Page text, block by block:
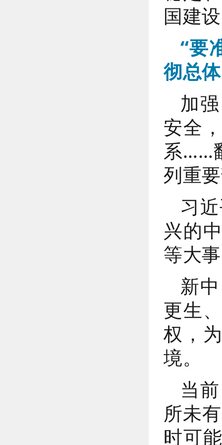
国建
“要
彻总
加
安全
系……
列重
习
兴的
等大
新
更生
权，
境。
当
所未
时可